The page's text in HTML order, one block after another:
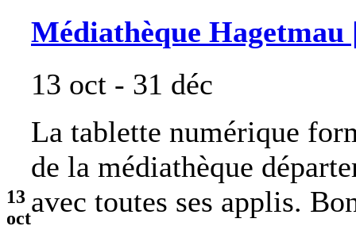
13
oct
Médiathèque
13 oct - 31 déc
La tablette numérique
de la médiathèque
avec toutes ses applis.